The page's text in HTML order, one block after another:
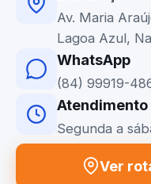
Av. Maria
Lagoa Azul,
WhatsApp
(84) 99919-
Atendimento
Segunda a
Ver